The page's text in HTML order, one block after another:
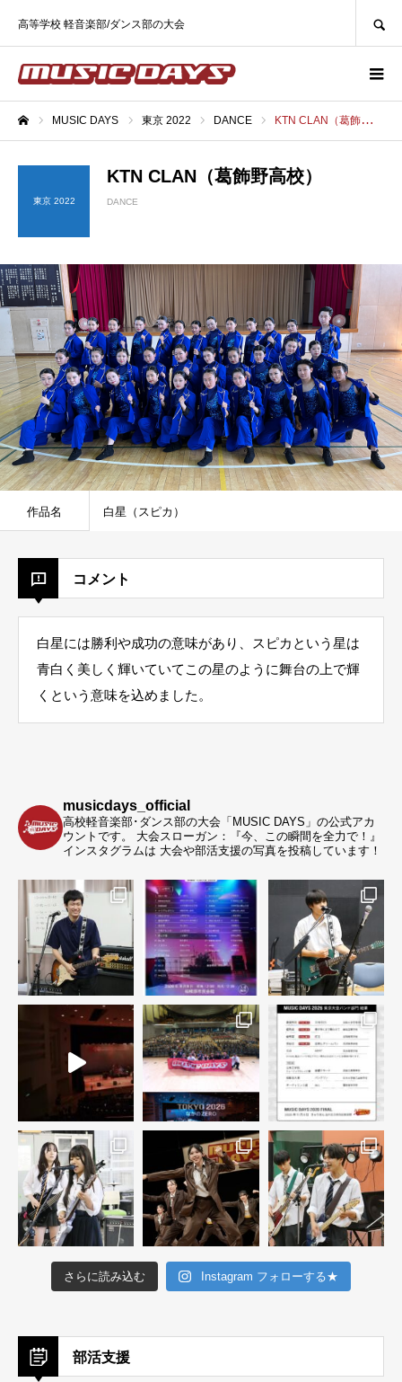
高等学校 軽音楽部/ダンス部の大会
MUSIC DAYS 東京 2022 DANCE KTN CLAN（葛飾野高校）
東京 2022
KTN CLAN（葛飾野高校）
DANCE
作品名 白星（スピカ）
コメント
白星には勝利や成功の意味があり、スピカという星は
青白く美しく輝いていてこの星のように舞台の上で輝
くという意味を込めました。
musicdays_official
高校軽音楽部･ダンス部の大会「MUSIC DAYS」の公式アカ
ウントです。
大会スローガン：『今、この瞬間を全力で！』
インスタグラムは 大会や部活支援の写真を投稿しています！
さらに読み込む Instagram フォローする★
部活支援